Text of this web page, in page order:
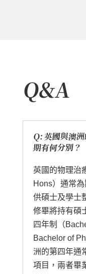
Q&A
Q: 英國與澳
期有何分別？
英國的物理治
Hons）通常
供碩士及學士
修畢將持有碩
四年制（
Bachelor of
洲的第四年通
項目，兩者畢